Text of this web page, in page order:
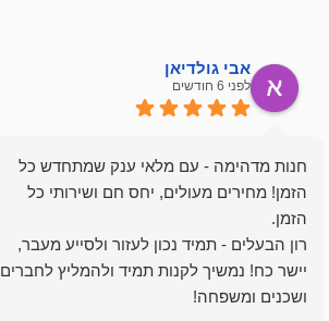
אבי גולדיאן
לפני 6 חודשים
חנות מדהימה - עם מלאי ענק שמתחדש כל
הזמן! מחירים מעולים, יחס חם ושירותי כל
רון הבעלים - תמיד נכון לעזור ולסייע מעבר,
יישר כח! נמשיך לקנות תמיד ולהמליץ לחברים
ושכנים ומשפחה!